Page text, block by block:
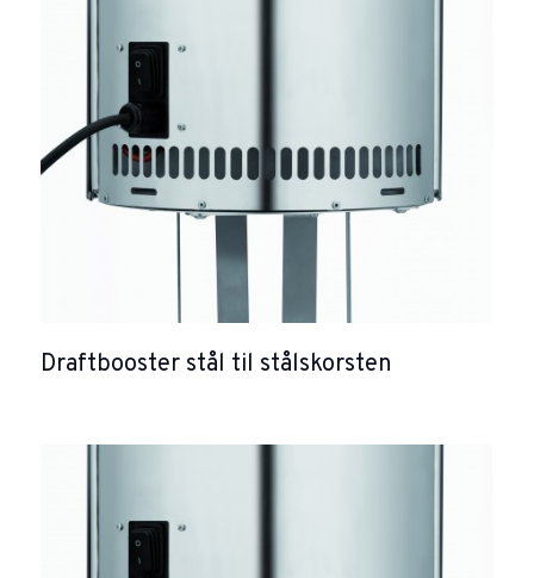
Draftbooster stål til stålskorsten